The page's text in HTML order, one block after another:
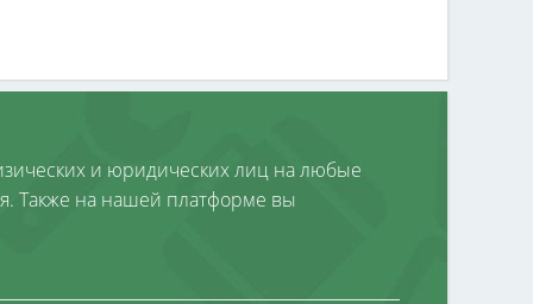
и юридических лиц на любые
Также на нашей платформе вы